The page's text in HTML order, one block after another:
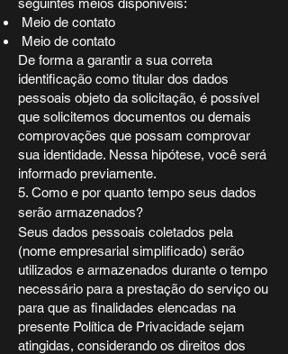
seguintes meios disponíveis:
Meio de contato
Meio de contato
De forma a garantir a sua correta
identificação como titular dos dados
pessoais objeto da solicitação, é possível
que solicitemos documentos ou demais
comprovações que possam comprovar
sua identidade. Nessa hipótese, você será
informado previamente.
5. Como e por quanto tempo seus dados
serão armazenados?
Seus dados pessoais coletados pela
(nome empresarial simplificado) serão
utilizados e armazenados durante o tempo
necessário para a prestação do serviço ou
para que as finalidades elencadas na
presente Política de Privacidade sejam
atingidas, considerando os direitos dos